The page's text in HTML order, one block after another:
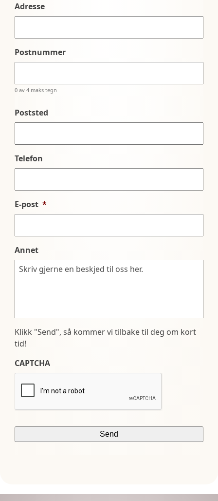
Adresse
Postnummer
0 av 4 maks tegn
Poststed
Telefon
E-post *
Annet
Klikk "Send", så kommer vi tilbake til deg om kort
tid!
CAPTCHA